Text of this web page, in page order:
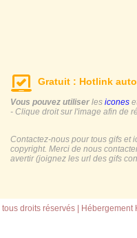
Gratuit : Hotlink
Vous pouvez utiliser les icones
- Clique droit sur l'image afin de
Contactez-nous pour tous gifs et
copyright. Merci de nous
avertir (joignez les url des gifs
droits réservés | Hébergement